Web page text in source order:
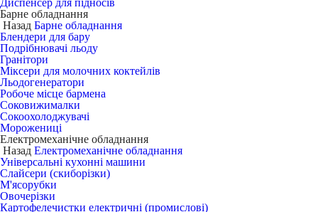
Диспенсер для підносів
Барне обладнання
Назад Барне обладнання
Блендери для бару
Подрібнювачі льоду
Гранітори
Міксери для молочних коктейлів
Льодогенератори
Робоче місце бармена
Соковижималки
Сокоохолоджувачі
Морожениці
Електромеханічне обладнання
Назад Електромеханічне обладнання
Універсальні кухонні машини
Слайсери (скиборізки)
М'ясорубки
Овочерізки
Картофелечистки електричні (промислові)